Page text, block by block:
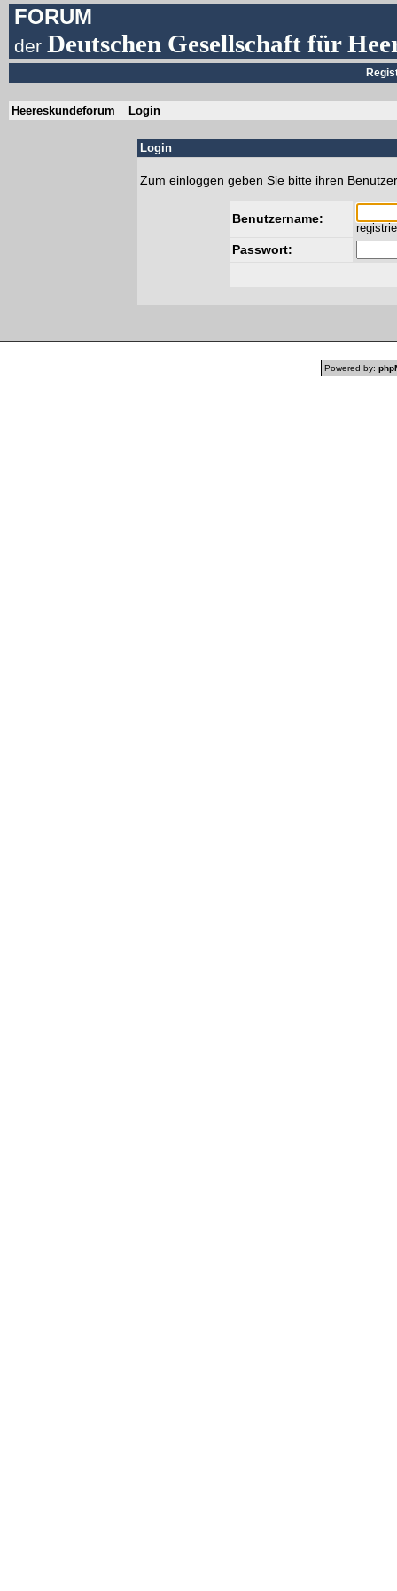
FORUM
derDeutschen Gesellschaft für
Heereskundeforum Login
Login
Zum einloggen geben Sie bitte ihren
Benutzername:
Passwort:
Powered by: